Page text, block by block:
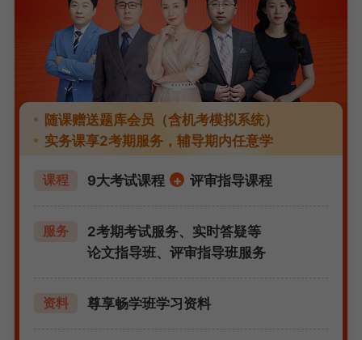
随课赠送题库会员（含机考模拟系统）
实务课享2考期服务，辅导期内任意学
课程 9大考试课程 + 评审指导课程
服务
2考期考试服务、实时答疑等
论文指导班、评审指导班服务
资料 尊享畅学班学习资料